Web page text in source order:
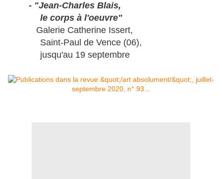
- "Jean-Charles Blais,
le corps à l'oeuvre"
Galerie Catherine Issert,
Saint-Paul de Vence (06),
jusqu'au 19 septembre